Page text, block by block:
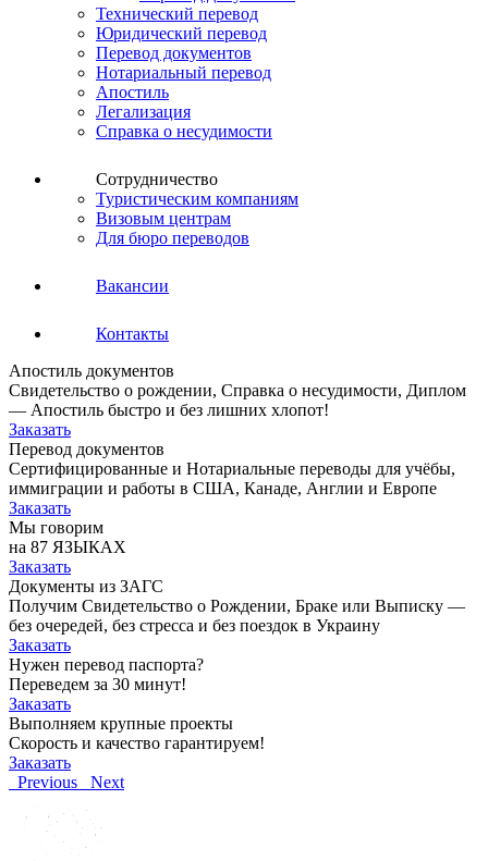
Технический перевод
Юридический перевод
Перевод документов
Нотариальный перевод
Апостиль
Легализация
Справка о несудимости
Сотрудничество
Туристическим компаниям
Визовым центрам
Для бюро переводов
Вакансии
Контакты
Апостиль документов
Свидетельство о рождении, Справка о несудимости, Диплом
— Апостиль быстро и без лишних хлопот!
Заказать
Перевод документов
Сертифицированные и Нотариальные переводы для учёбы,
иммиграции и работы в США, Канаде, Англии и Европе
Заказать
Мы говорим
на 87 ЯЗЫКАХ
Заказать
Документы из ЗАГС
Получим Свидетельство о Рождении, Браке или Выписку —
без очередей, без стресса и без поездок в Украину
Заказать
Нужен перевод паспорта?
Переведем за 30 минут!
Заказать
Выполняем крупные проекты
Скорость и качество гарантируем!
Заказать
Previous
Next